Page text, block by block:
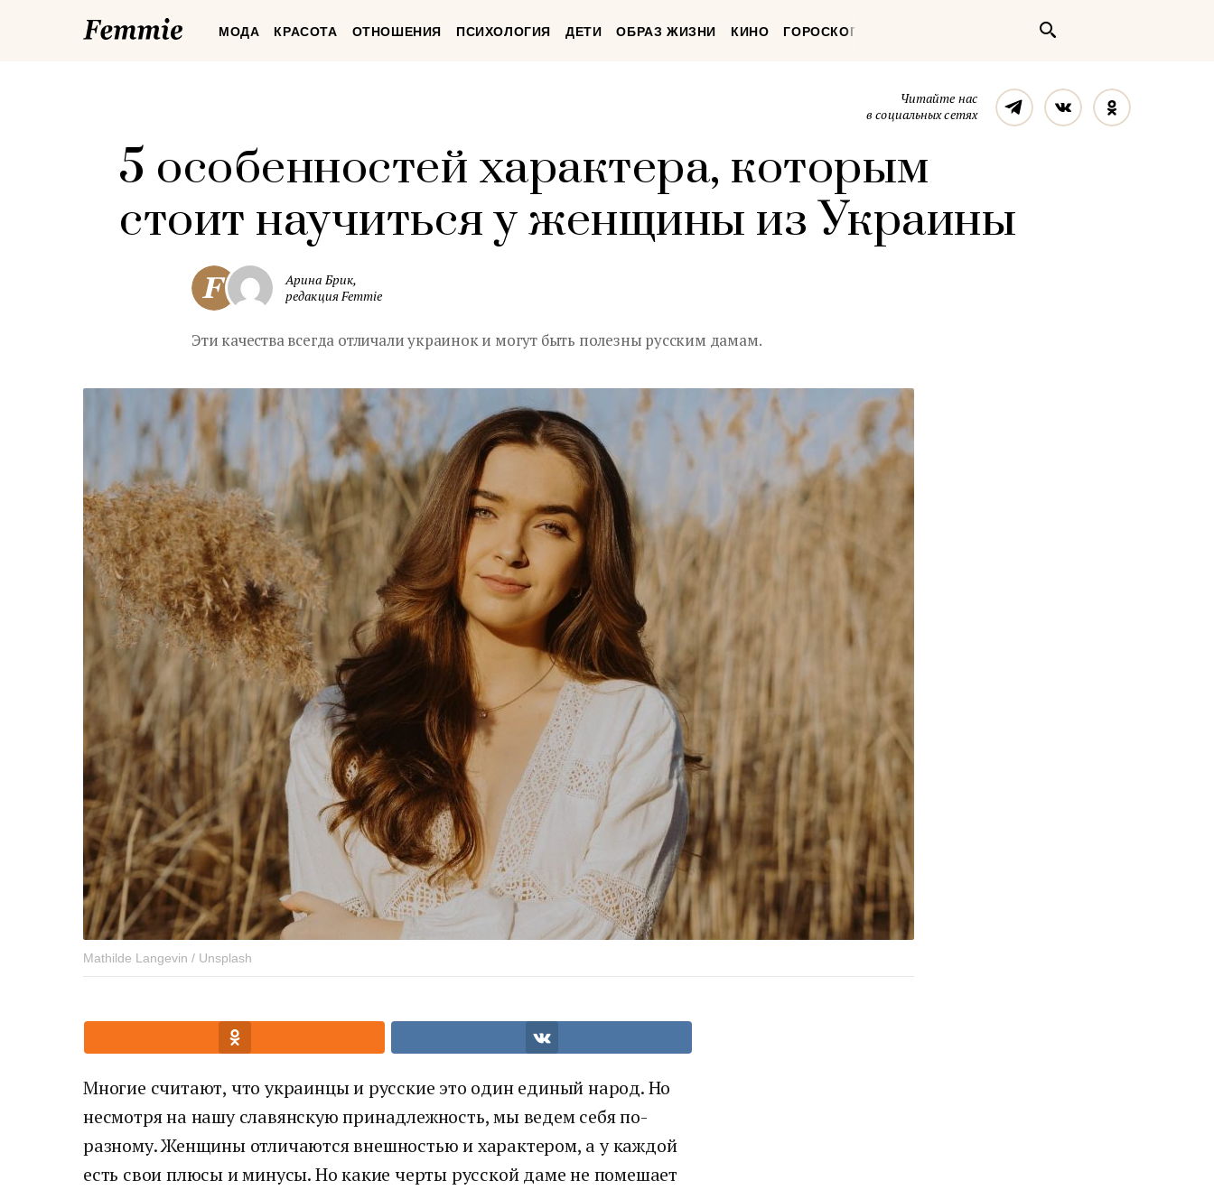
FemmieМОДА КРАСОТА ОТНОШЕНИЯ ПСИХОЛОГИЯ ДЕТИ ОБРАЗ ЖИЗНИ КИНО ГОРОСКОП
Читайте нас
в социальных сетях
ТелеграмВконтакте
5 особенностей характера, которым
стоит научиться у женщины из Украины
Арина Брик,
редакция Femmie
Эти качества всегда отличали украинок и могут быть полезны русским дамам.
Mathilde Langevin / Unsplash
Многие считают, что украинцы и русские это один единый народ. Но
несмотря на нашу славянскую принадлежность, мы ведем себя по-
разному. Женщины отличаются внешностью и характером, а у каждой
есть свои плюсы и минусы. Но какие черты русской даме не помешает